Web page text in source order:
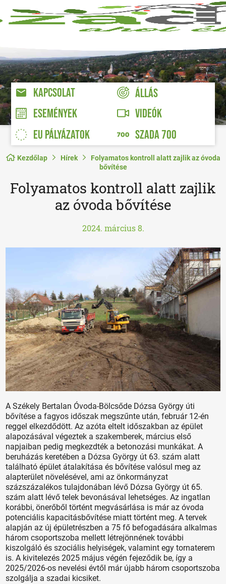
KAPCSOLAT
ÁLLÁS
ESEMÉNYEK
VIDEÓK
EU PÁLYÁZATOK
SZADA 700
Kezdőlap Hírek
Folyamatos kontroll alatt zajlik az óvoda
bővítése
Folyamatos kontroll alatt zajlik
az óvoda bővítése
2024. március 8.
A Székely Bertalan Óvoda-Bölcsőde Dózsa György úti
bővítése a fagyos időszak megszűnte után, február 12-én
reggel elkezdődött. Az azóta eltelt időszakban az épület
alapozásával végeztek a szakemberek, március első
napjaiban pedig megkezdték a betonozási munkákat. A
beruházás keretében a Dózsa György út 63. szám alatt
található épület átalakítása és bővítése valósul meg az
alapterület növelésével, ami az önkormányzat
százszázalékos tulajdonában lévő Dózsa György út 65.
szám alatt lévő telek bevonásával lehetséges. Az ingatlan
korábbi, önerőből történt megvásárlása is már az óvoda
potenciális kapacitásbővítése miatt történt meg. A tervek
alapján az új épületrészben a 75 fő befogadására alkalmas
három csoportszoba mellett létrejönnének további
kiszolgáló és szociális helyiségek, valamint egy tornaterem
is. A kivitelezés 2025 május végén fejeződik be, így a
2025/2026-os nevelési évtől már újabb három csoportszoba
szolgálja a szadai kicsiket.